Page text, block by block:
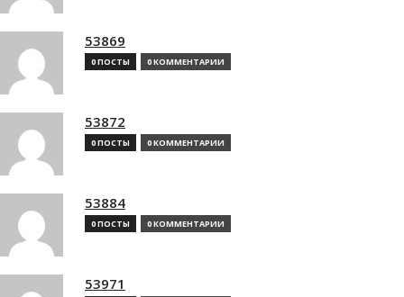
53869
0 ПОСТЫ 0 КОММЕНТАРИИ
53872
0 ПОСТЫ 0 КОММЕНТАРИИ
53884
0 ПОСТЫ 0 КОММЕНТАРИИ
53971